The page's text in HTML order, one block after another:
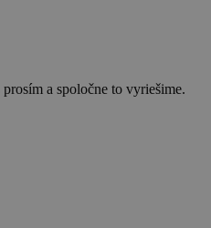
prosím a spoločne to vyriešime.